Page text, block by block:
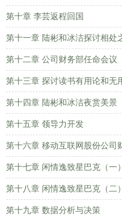
第十章 李芸返程回国
第十一章 陆彬和冰洁探讨相处
第十二章 公司财务部任命会议
第十三章 探讨读书有用论和无
第十四章 陆彬和冰洁夜赏美景
第十五章 领导力开发
第十六章 移动互联网股份公司
第十七章 闲情逸致星巴克（一）
第十八章 闲情逸致星巴克（二）
第十九章 数据分析与决策